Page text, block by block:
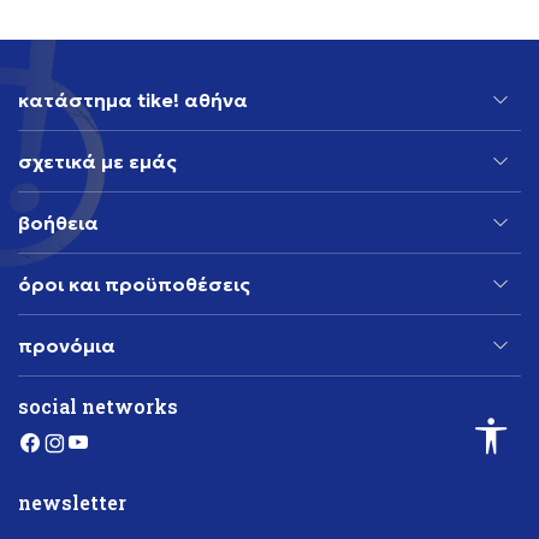
κατάστημα tike! αθήνα
σχετικά με εμάς
βοήθεια
όροι και προϋποθέσεις
προνόμια
social networks
newsletter